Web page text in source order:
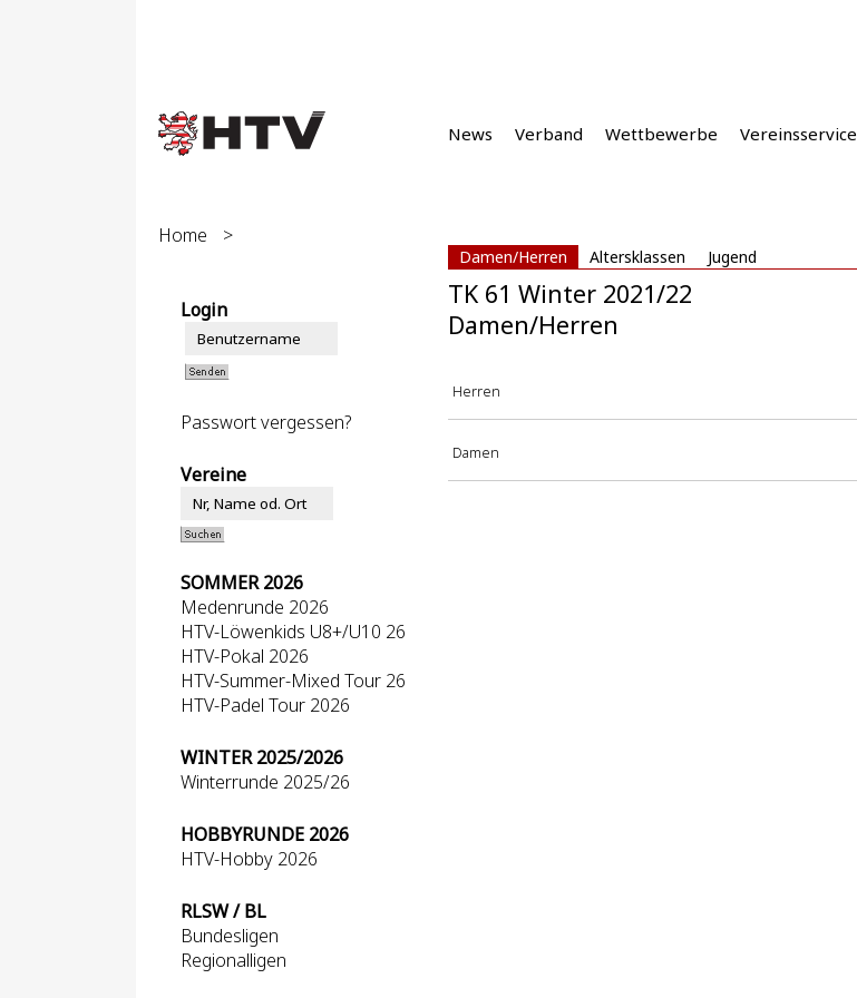
News Verband Wettbewerbe Vereinsservice
Damen/Herren Altersklassen Jugend
Home >
Login
Passwort vergessen?
Vereine
SOMMER 2026
Medenrunde 2026
HTV-Löwenkids U8+/U10 26
HTV-Pokal 2026
HTV-Summer-Mixed Tour 26
HTV-Padel Tour 2026
WINTER 2025/2026
Winterrunde 2025/26
HOBBYRUNDE 2026
HTV-Hobby 2026
RLSW / BL
Bundesligen
Regionalligen
TK 61 Winter 2021/22
Damen/Herren
Herren
Damen